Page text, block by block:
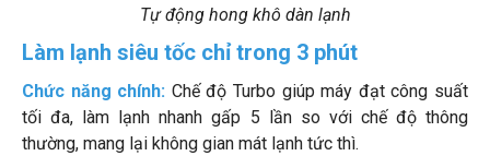
Tự động hong khô dàn lạnh
Làm lạnh siêu tốc chỉ trong 3 phút
Chức năng chính: Chế độ Turbo giúp máy đạt công suất
tối đa, làm lạnh nhanh gấp 5 lần so với chế độ thông
thường, mang lại không gian mát lạnh tức thì.